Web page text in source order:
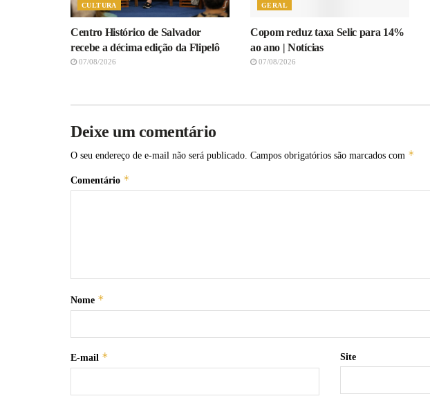
CULTURA
Centro Histórico de Salvador
recebe a décima edição da Flipelô
07/08/2026
GERAL
Copom reduz taxa Selic para 14%
ao ano | Notícias
07/08/2026
Deixe um comentário
O seu endereço de e-mail não será publicado. Campos obrigatórios são marcados com *
Comentário *
Nome *
E-mail * Site